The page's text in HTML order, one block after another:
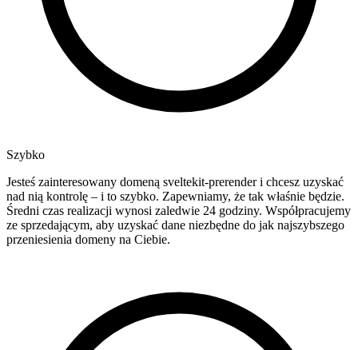
Szybko
Jesteś zainteresowany domeną sveltekit-prerender i chcesz uzyskać
nad nią kontrolę – i to szybko. Zapewniamy, że tak właśnie będzie.
Średni czas realizacji wynosi zaledwie 24 godziny. Współpracujemy
ze sprzedającym, aby uzyskać dane niezbędne do jak najszybszego
przeniesienia domeny na Ciebie.